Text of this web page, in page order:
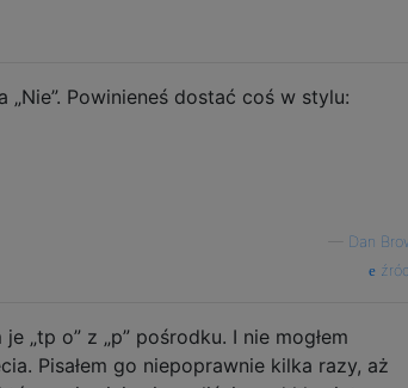
Powinieneś dostać coś w stylu:
Dan
„tp o” z „p” pośrodku. I nie mogłem
Pisałem go niepoprawnie kilka razy, aż